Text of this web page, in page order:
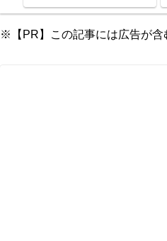
※【PR】この記事には広告が含